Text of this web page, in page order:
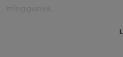
minggunya.